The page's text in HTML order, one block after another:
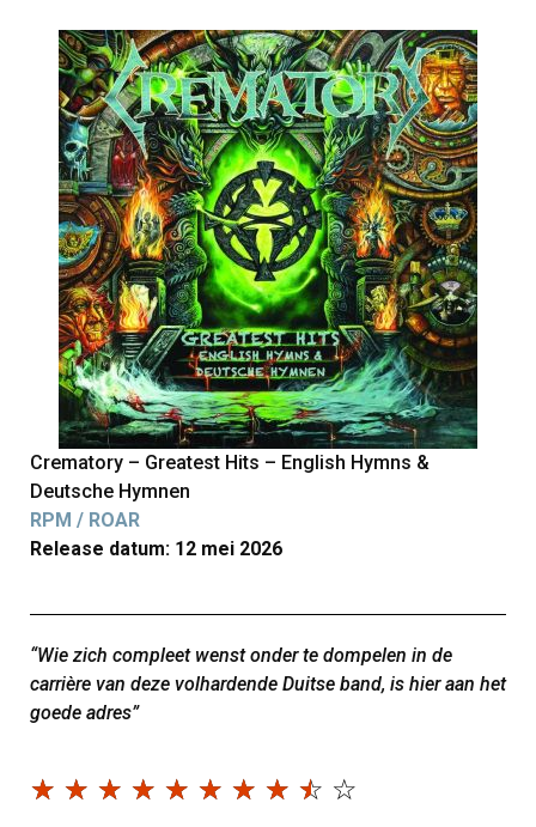
Crematory – Greatest Hits – English Hymns &
Deutsche Hymnen
RPM / ROAR
Release datum: 12 mei 2026
“Wie zich compleet wenst onder te dompelen in de
carrière van deze volhardende Duitse band, is hier aan het
goede adres”
☆ ☆ ☆ ☆ ☆ ☆ ☆ ☆ ☆ ☆